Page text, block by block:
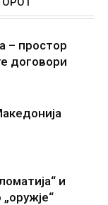
– простор
договори
и